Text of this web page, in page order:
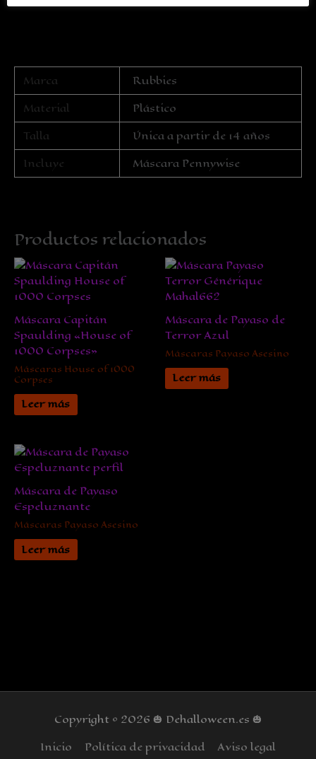
Marca
Rubbies
Material
Plástico
Talla
Única a partir de 14 años
Incluye
Máscara Pennywise
Productos relacionados
Máscara Capitán
Spaulding «House of
1000 Corpses»
Máscaras House of 1000
Corpses
Leer más
Máscara de Payaso de
Terror Azul
Máscaras Payaso Asesino
Leer más
Máscara de Payaso
Espeluznante
Máscaras Payaso Asesino
Leer más
Copyright © 2026 🎃 Dehalloween.es 🎃
Inicio
Política de privacidad
Aviso legal